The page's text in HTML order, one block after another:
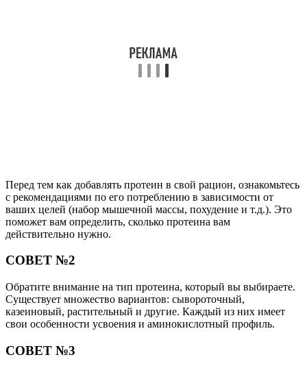
Перед тем как добавлять протеин в свой рацион, ознакомьтесь
с рекомендациями по его потреблению в зависимости от
ваших целей (набор мышечной массы, похудение и т.д.). Это
поможет вам определить, сколько протеина вам
действительно нужно.
СОВЕТ №2
Обратите внимание на тип протеина, который вы выбираете.
Существует множество вариантов: сывороточный,
казеиновый, растительный и другие. Каждый из них имеет
свои особенности усвоения и аминокислотный профиль.
СОВЕТ №3